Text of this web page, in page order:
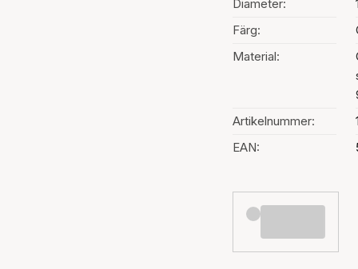
Diameter:
Färg:
Material:
Artikelnummer:
EAN: